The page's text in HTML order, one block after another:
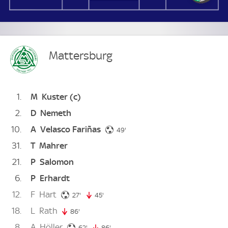
Mattersburg
1 M Kuster (c)
2
D Nemeth
10
A Velasco Fariñas 49'
31 T Mahrer
21
P Salomon
6
P Erhardt
12
F Hart 27' 27. minute
45'
18 L Rath 86'